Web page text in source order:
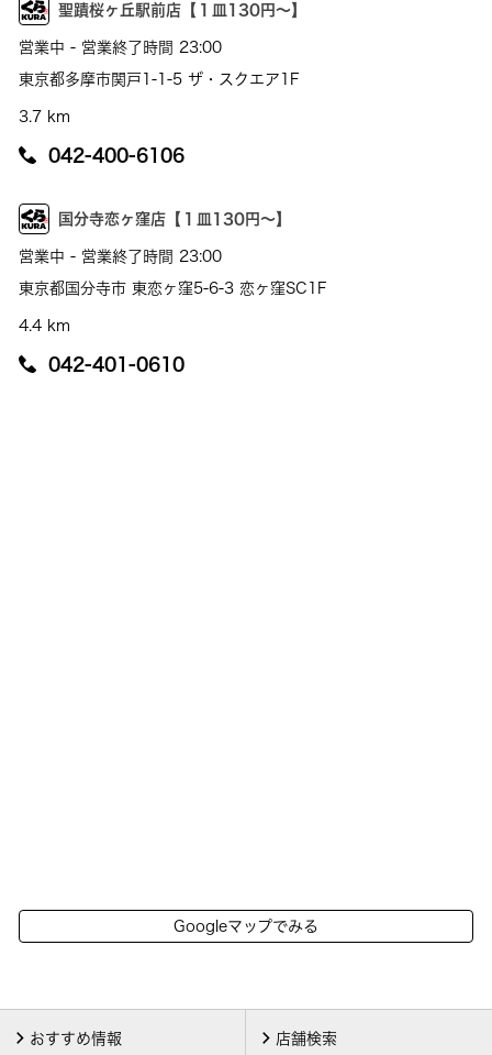
聖蹟桜ヶ丘駅前店【１皿130円～】
営業中 - 営業終了時間 23:00
東京都多摩市関戸1-1-5 ザ・スクエア1F
3.7 km
042-400-6106
国分寺恋ヶ窪店【１皿130円～】
営業中 - 営業終了時間 23:00
東京都国分寺市 東恋ヶ窪5-6-3 恋ヶ窪SC1F
4.4 km
042-401-0610
Googleマップでみる
おすすめ情報 店舗検索